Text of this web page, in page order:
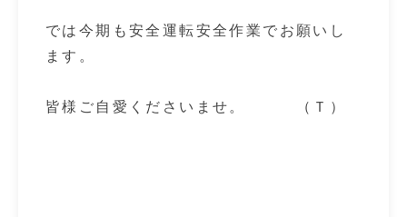
では今期も安全運転安全作業でお願いし
ます。
皆様ご自愛くださいませ。 （Ｔ）